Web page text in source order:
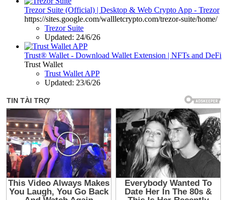
Trezor Suite (Official) | Desktop & Web Crypto App - Trezor
https://sites.google.com/wallletcrypto.com/trezor-suite/home/
Trezor Suite
Updated: 24/6/26
Trust® Wallet - Download Wallet Extension | NFTs and DeFi
Trust Wallet
Trust Wallet APP
Updated: 23/6/26